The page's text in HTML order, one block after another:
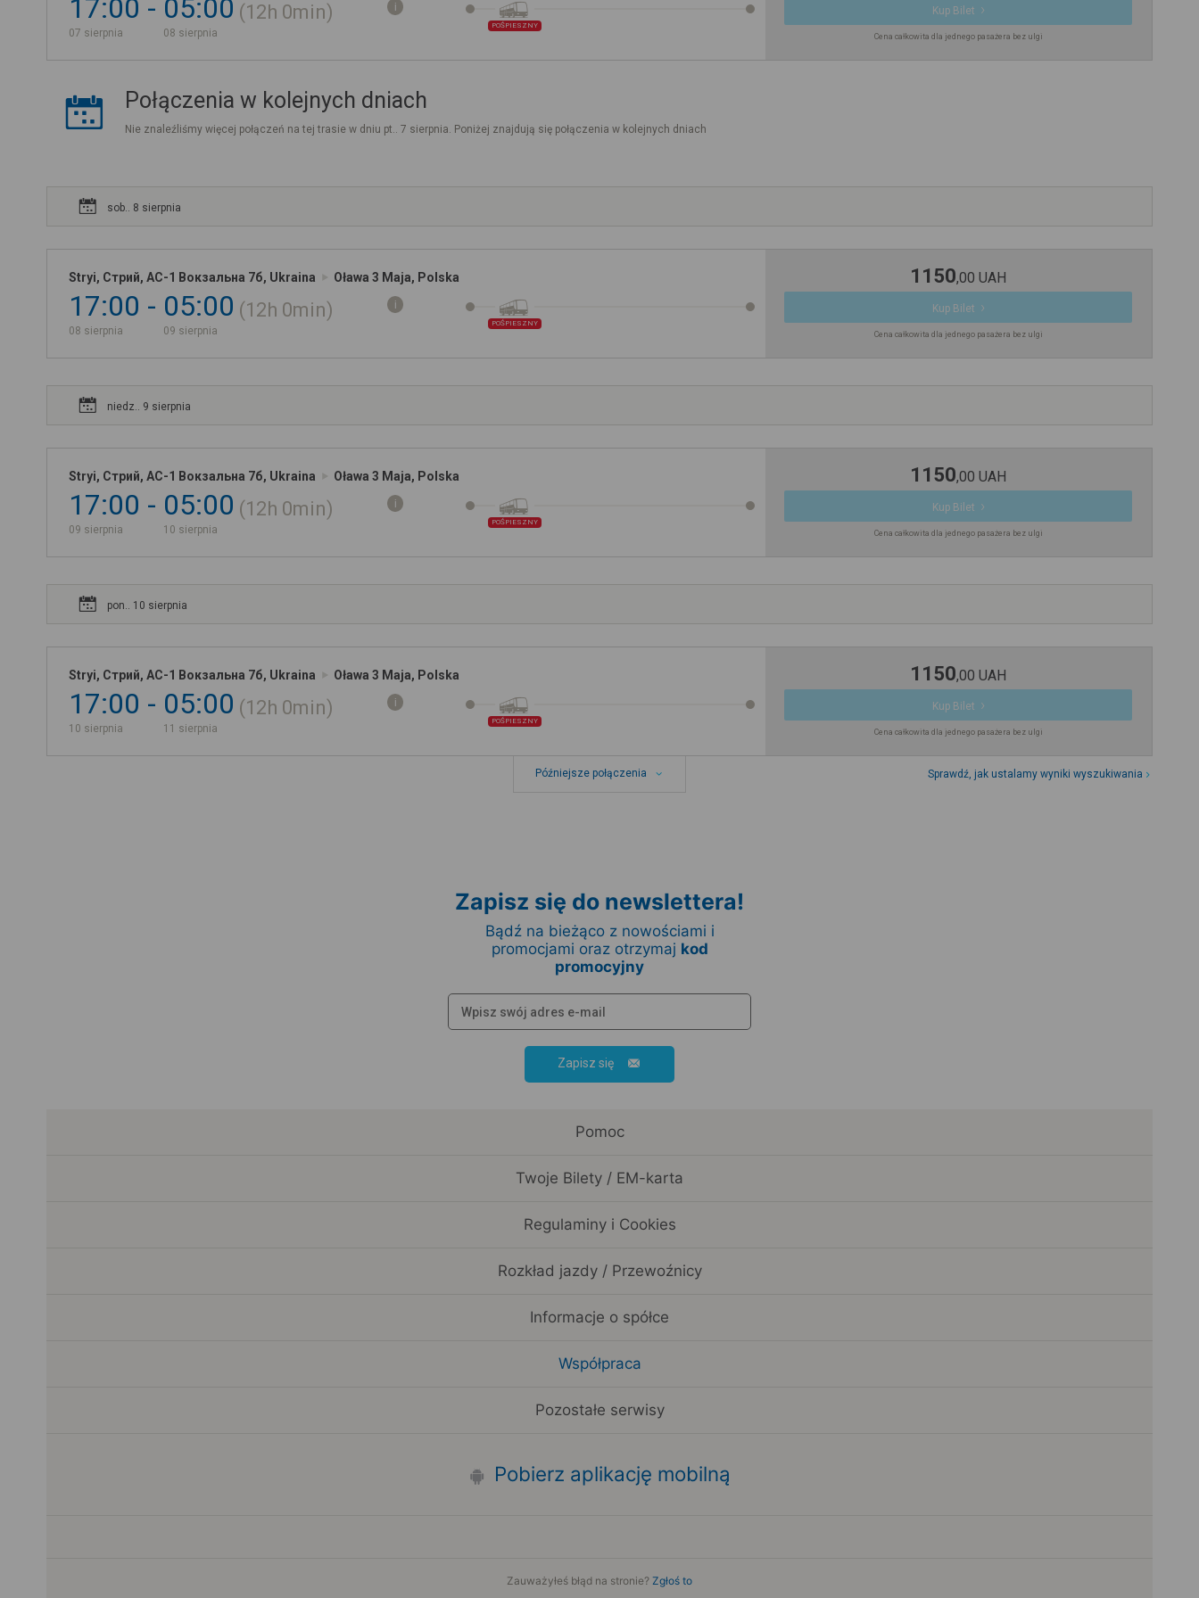
17:00
07 sierpnia
05:00
08 sierpnia
12h 0min
POŚPIESZNY
Kup Bilet
Cena całkowita dla jednego pasażera bez ulgi
Połączenia w kolejnych dniach
Nie znaleźliśmy więcej połączeń na tej trasie w dniu pt.. 7 sierpnia. Poniżej znajdują się połączenia w kolejnych dniach
sob.. 8 sierpnia
Stryi, Стрий, АС-1 Вокзальна 7б, Ukraina Oława 3 Maja, Polska
17:00
08 sierpnia
05:00
09 sierpnia
12h 0min
POŚPIESZNY
1150,00 UAH
Kup Bilet
Cena całkowita dla jednego pasażera bez ulgi
niedz.. 9 sierpnia
Stryi, Стрий, АС-1 Вокзальна 7б, Ukraina Oława 3 Maja, Polska
17:00
09 sierpnia
05:00
10 sierpnia
12h 0min
POŚPIESZNY
1150,00 UAH
Kup Bilet
Cena całkowita dla jednego pasażera bez ulgi
pon.. 10 sierpnia
Stryi, Стрий, АС-1 Вокзальна 7б, Ukraina Oława 3 Maja, Polska
17:00
10 sierpnia
05:00
11 sierpnia
12h 0min
POŚPIESZNY
1150,00 UAH
Kup Bilet
Cena całkowita dla jednego pasażera bez ulgi
Późniejsze połączenia Sprawdź, jak ustalamy wyniki wyszukiwania
Zapisz się do newslettera!
Bądź na bieżąco z nowościami i
promocjami oraz otrzymaj kod
promocyjny
Zapisz się
Pomoc
Twoje Bilety / EM-karta
Regulaminy i Cookies
Rozkład jazdy / Przewoźnicy
Informacje o spółce
Współpraca
Pozostałe serwisy
Pobierz aplikację mobilną
Zauważyłeś błąd na stronie? Zgłoś to